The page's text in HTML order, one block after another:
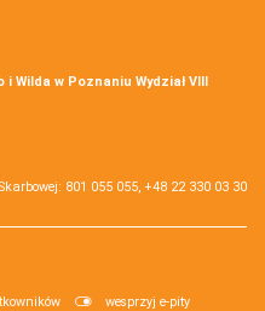
Wilda w Poznaniu Wydział VIII
801 055 055, +48 22 330 03 30
wesprzyj e-pity